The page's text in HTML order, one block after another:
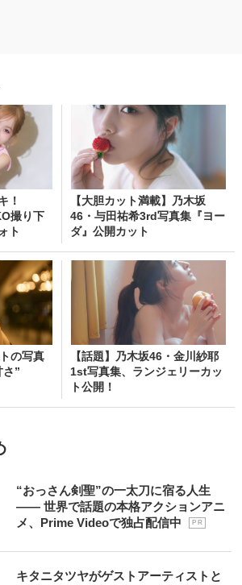
！
撮り下
ト
【大胆カット満載】乃木坂
46・与田祐希3rd写真集『ヨー
ダ』公開カット
の写真
”
【話題】乃木坂46・金川紗耶
1st写真集、ランジェリーカッ
ト公開！
“おっさん剣聖”の一太刀に宿る人生
―― 世界で話題の本格アクションアニ
メ、Prime Videoで独占配信中
P R
キタニタツヤがゲストアーティストと